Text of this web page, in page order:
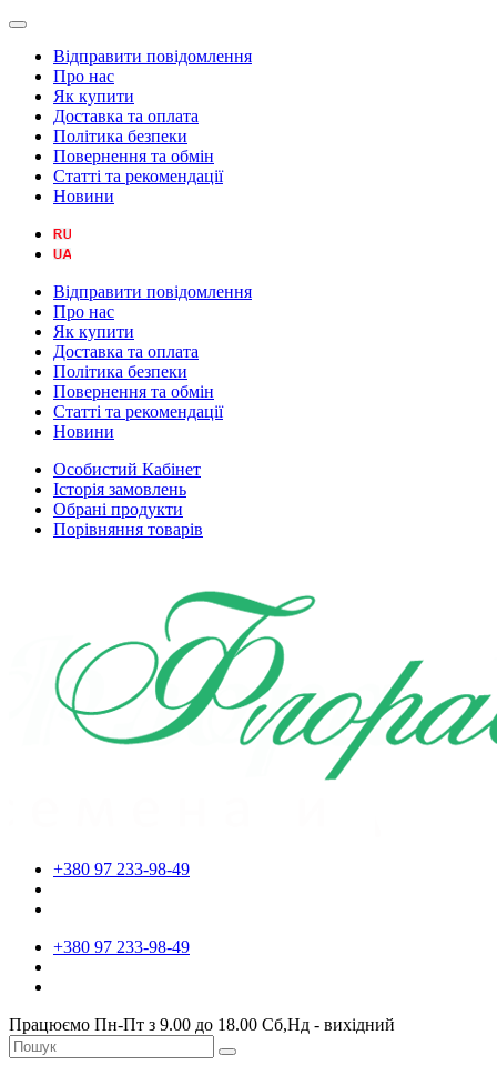
Відправити повідомлення
Про нас
Як купити
Доставка та оплата
Політика безпеки
Повернення та обмін
Статті та рекомендації
Новини
Відправити повідомлення
Про нас
Як купити
Доставка та оплата
Політика безпеки
Повернення та обмін
Статті та рекомендації
Новини
Особистий Кабінет
Історія замовлень
Обрані продукти
Порівняння товарів
+380 97 233-98-49
+380 97 233-98-49
Працюємо Пн-Пт з 9.00 до 18.00 Сб,Нд - вихідний